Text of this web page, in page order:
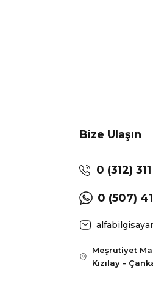
Bize Ulaşın
0 (312)
0 (507)
Meşrutiyet
Kızılay -